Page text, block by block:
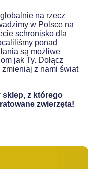
na rzecz
w Polsce na
schronisko dla
ponad
są możliwe
jak Ty. Dołącz
z nami świat
sklep, z którego
zwierzęta!